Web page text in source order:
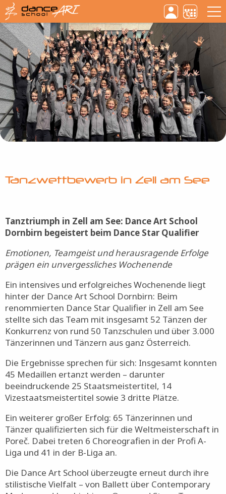
Direkt
zum
Inhalt
Kennen Sie schon unsere Dance Art Company?Mehr Info
Tanztriumph in Zell am See: Dance Art School
Dornbirn begeistert beim Dance Star Qualifier
Emotionen, Teamgeist und herausragende Erfolge
prägen ein unvergessliches Wochenende
Ein intensives und erfolgreiches Wochenende liegt
hinter der Dance Art School Dornbirn: Beim
renommierten Dance Star Qualifier in Zell am See
stellte sich das Team mit insgesamt 52 Tänzen der
Konkurrenz von rund 50 Tanzschulen und über 3.000
Tänzerinnen und Tänzern aus ganz Österreich.
Die Ergebnisse sprechen für sich: Insgesamt konnten
45 Medaillen ertanzt werden – darunter
beeindruckende 25 Staatsmeistertitel, 14
Vizestaatsmeistertitel sowie 3 dritte Plätze.
Ein weiterer großer Erfolg: 65 Tänzerinnen und
Tänzer qualifizierten sich für die Weltmeisterschaft in
Poreč. Dabei treten 6 Choreografien in der Profi A-
Liga und 41 in der B-Liga an.